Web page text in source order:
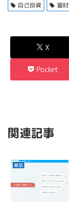
自己投資
蓄財
X
Pocket
関連記事
雑談